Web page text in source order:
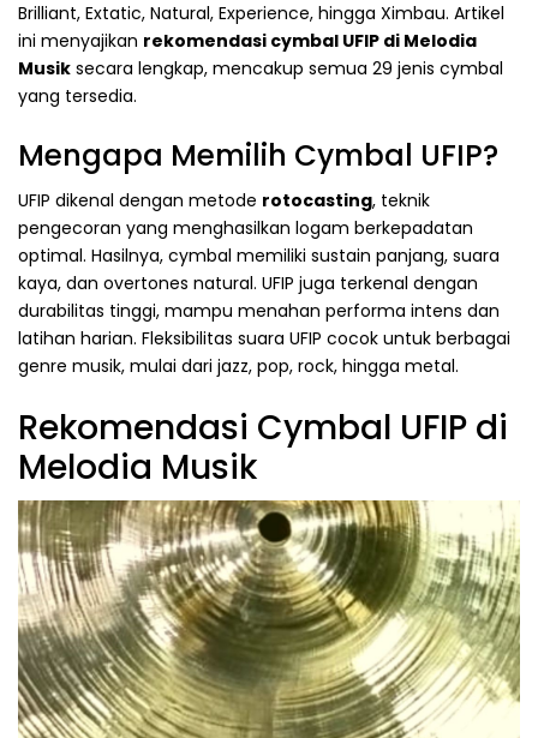
Brilliant, Extatic, Natural, Experience, hingga Ximbau. Artikel
ini menyajikan rekomendasi cymbal UFIP di Melodia
Musik secara lengkap, mencakup semua 29 jenis cymbal
yang tersedia.
Mengapa Memilih Cymbal UFIP?
UFIP dikenal dengan metode rotocasting, teknik
pengecoran yang menghasilkan logam berkepadatan
optimal. Hasilnya, cymbal memiliki sustain panjang, suara
kaya, dan overtones natural. UFIP juga terkenal dengan
durabilitas tinggi, mampu menahan performa intens dan
latihan harian. Fleksibilitas suara UFIP cocok untuk berbagai
genre musik, mulai dari jazz, pop, rock, hingga metal.
Rekomendasi Cymbal UFIP di
Melodia Musik